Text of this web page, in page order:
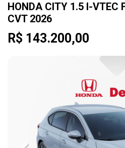
HONDA CITY 1.5 I-VTEC
CVT 2026
R$ 143.200,00